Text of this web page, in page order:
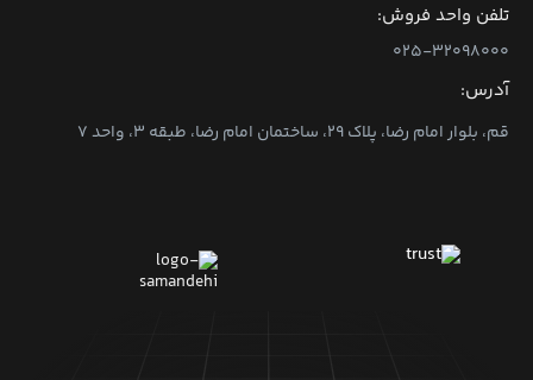
تلفن واحد فروش:
۰۲۵-۳۲۰۹۸۰۰۰
آدرس:
قم، بلوار امام رضا، پلاک ۲۹، ساختمان امام رضا، طبقه ۳، واحد ۷